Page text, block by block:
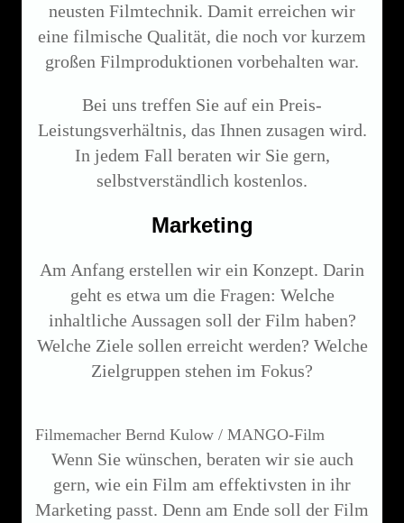
neusten Filmtechnik. Damit erreichen wir
eine filmische Qualität, die noch vor kurzem
großen Filmproduktionen vorbehalten war.
Bei uns treffen Sie auf ein Preis-
Leistungsverhältnis, das Ihnen zusagen wird.
In jedem Fall beraten wir Sie gern,
selbstverständlich kostenlos.
Marketing
Am Anfang erstellen wir ein Konzept. Darin
geht es etwa um die Fragen: Welche
inhaltliche Aussagen soll der Film haben?
Welche Ziele sollen erreicht werden? Welche
Zielgruppen stehen im Fokus?
Filmemacher Bernd Kulow / MANGO-Film
Wenn Sie wünschen, beraten wir sie auch
gern, wie ein Film am effektivsten in ihr
Marketing passt. Denn am Ende soll der Film